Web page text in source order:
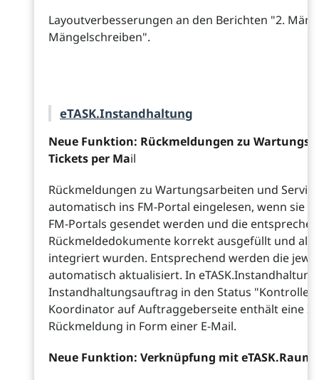
Layoutverbesserungen an den Berichten "2.
Mängelschreiben".
eTASK.Instandhaltung
Neue Funktion: Rückmeldungen zu
Tickets per Mail
Rückmeldungen zu Wartungsarbeiten und
automatisch ins FM-Portal eingelesen, wenn sie
FM-Portals gesendet werden und die
Rückmeldedokumente korrekt ausgefüllt und als
integriert wurden. Entsprechend werden die
automatisch aktualisiert. In
Instandhaltungsauftrag in den Status
Koordinator auf Auftraggeberseite enthält eine
Rückmeldung in Form einer E-Mail.
Neue Funktion: Verknüpfung mit